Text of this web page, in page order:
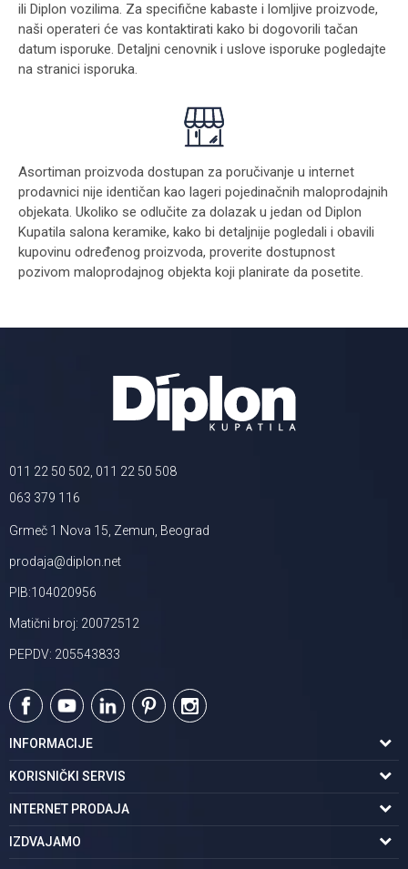
ili Diplon vozilima. Za specifične kabaste i lomljive proizvode,
naši operateri će vas kontaktirati kako bi dogovorili tačan
datum isporuke. Detaljni cenovnik i uslove isporuke pogledajte
na stranici isporuka.
Asortiman proizvoda dostupan za poručivanje u internet
prodavnici nije identičan kao lageri pojedinačnih maloprodajnih
objekata. Ukoliko se odlučite za dolazak u jedan od Diplon
Kupatila salona keramike, kako bi detaljnije pogledali i obavili
kupovinu određenog proizvoda, proverite dostupnost
pozivom maloprodajnog objekta koji planirate da posetite.
011 22 50 502, 011 22 50 508
063 379 116
Grmeč 1 Nova 15, Zemun, Beograd
prodaja@diplon.net
PIB:104020956
Matični broj: 20072512
PEPDV: 205543833
INFORMACIJE
O nama
Podaci o trgovcu
Karijera | postani deo tima
KORISNIČKI SERVIS
Uslovi korišćenja
Politika privatnosti
INTERNET PRODAJA
Kako kupiti
IZDVAJAMO